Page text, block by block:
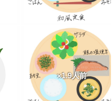
×1.9人前